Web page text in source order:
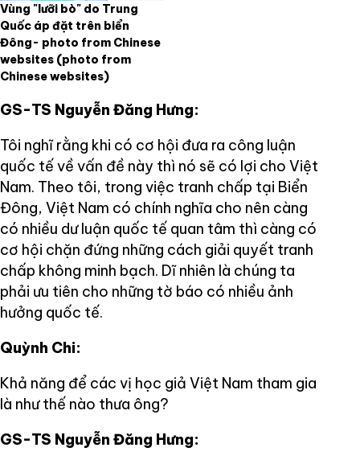
Vùng "lưỡi bò" do Trung
Quốc áp đặt trên biển
Đông- photo from Chinese
websites (photo from
Chinese websites)
GS-TS Nguyễn Đăng Hưng:
Tôi nghĩ rằng khi có cơ hội đưa ra công luận
quốc tế về vấn đề này thì nó sẽ có lợi cho Việt
Nam. Theo tôi, trong việc tranh chấp tại Biển
Đông, Việt Nam có chính nghĩa cho nên càng
có nhiều dư luận quốc tế quan tâm thì càng có
cơ hội chặn đứng những cách giải quyết tranh
chấp không minh bạch. Dĩ nhiên là chúng ta
phải ưu tiên cho những tờ báo có nhiều ảnh
hưởng quốc tế.
Quỳnh Chi:
Khả năng để các vị học giả Việt Nam tham gia
là như thế nào thưa ông?
GS-TS Nguyễn Đăng Hưng: